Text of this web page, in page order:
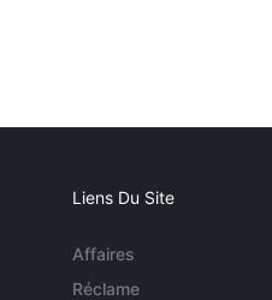
Liens Du Site
Affaires
Réclame